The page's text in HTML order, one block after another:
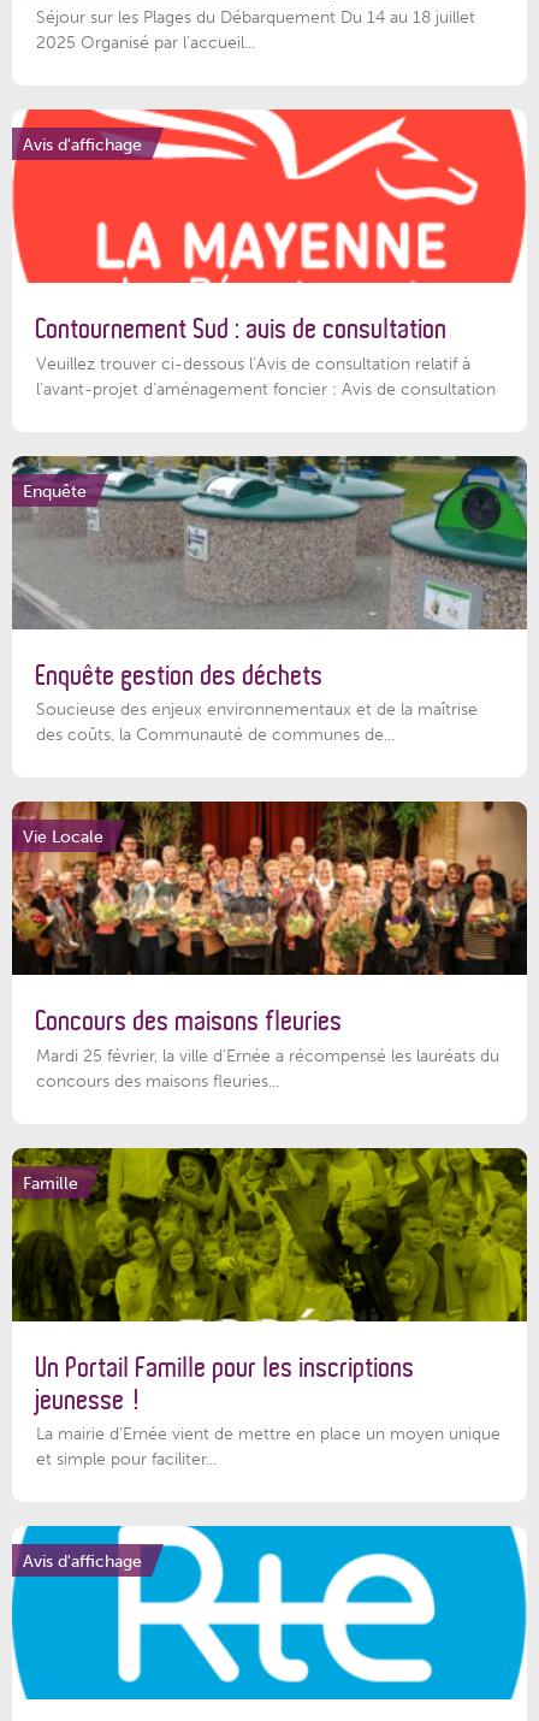
Séjour sur les Plages du Débarquement Du 14 au 18 juillet
2025 Organisé par l’accueil...
Avis d'affichage
Contournement Sud : avis de consultation
Veuillez trouver ci-dessous l’Avis de consultation relatif à
l'avant-projet d'aménagement foncier : Avis de consultation
Enquête
Enquête gestion des déchets
Soucieuse des enjeux environnementaux et de la maîtrise
des coûts, la Communauté de communes de...
Vie Locale
Concours des maisons fleuries
Mardi 25 février, la ville d'Ernée a récompensé les lauréats du
concours des maisons fleuries...
Famille
Un Portail Famille pour les inscriptions
jeunesse !
La mairie d’Ernée vient de mettre en place un moyen unique
et simple pour faciliter...
Avis d'affichage